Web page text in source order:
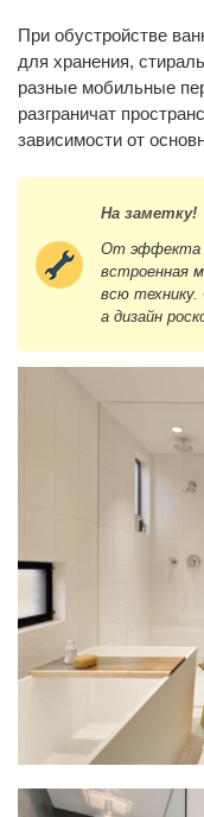
При обустройстве
для хранения,
разные мобильные
разграничат
зависимости от
На заметку!
От эффекта
встроенная
всю
а дизайн